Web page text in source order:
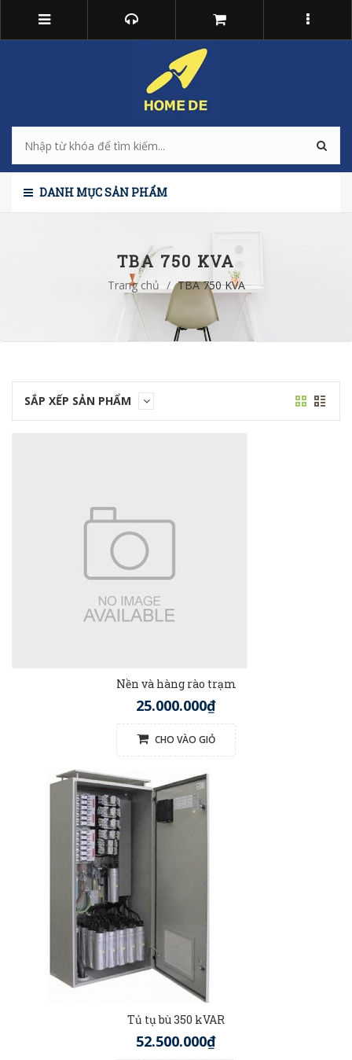
DANH MỤC SẢN PHẨM
TBA 750 KVA
Trang chủ / TBA 750 KVA
SẮP XẾP SẢN PHẨM
Nền và hàng rào trạm
25.000.000₫
CHO VÀO GIỎ
Tủ tụ bù 350 kVAR
52.500.000₫